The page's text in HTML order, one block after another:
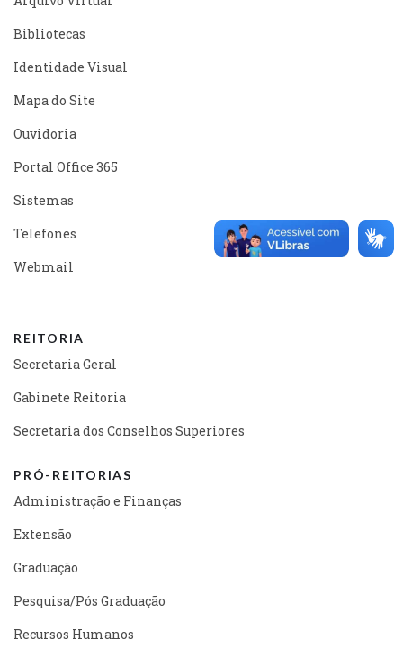
Bibliotecas
Identidade Visual
Mapa do Site
Ouvidoria
Portal Office 365
Sistemas
Telefones
Webmail
REITORIA
Secretaria Geral
Gabinete Reitoria
Secretaria dos Conselhos Superiores
PRÓ-REITORIAS
Administração e Finanças
Extensão
Graduação
Pesquisa/Pós Graduação
Recursos Humanos